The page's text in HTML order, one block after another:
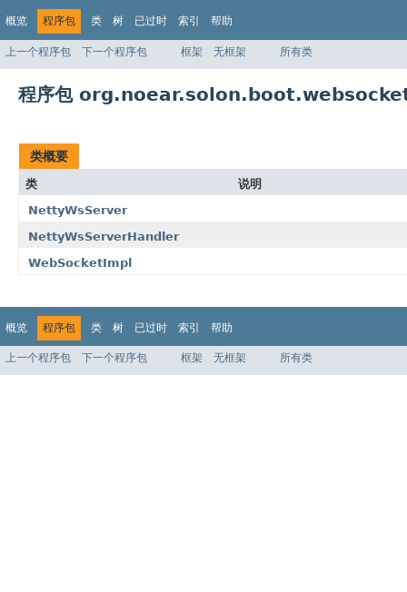
概览 程序包 类 树 已过时 索引 帮助
上一个程序包 下一个程序包 框架 无框架 所有类
程序包
类概要
类
说明
NettyWsServer
NettyWsServerHandler
WebSocketImpl
概览 程序包 类 树 已过时 索引 帮助
上一个程序包 下一个程序包 框架 无框架 所有类